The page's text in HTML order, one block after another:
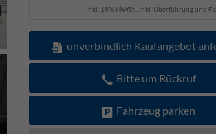
inkl. 19% MWSt., inkl. Überführung und
unverbindlich Kaufangebot
Bitte um Rückruf
Fahrzeug parken